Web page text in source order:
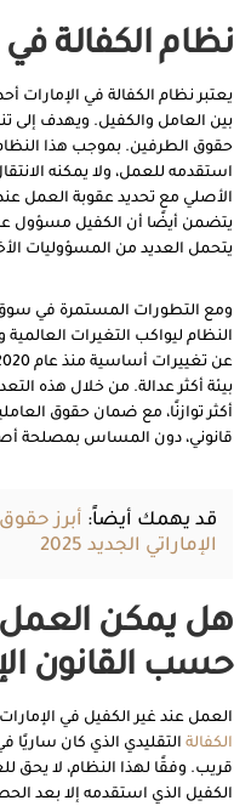
نظام الكفالة في
يعتبر نظام الكفالة في الإمارات
بين العامل والكفيل. ويهدف إلى
حقوق الطرفين. بموجب هذا
استقدمه للعمل، ولا يمكنه
الأصلي مع تحديد عقوبة العمل
يتضمن أيضًا أن الكفيل مسؤول عن
يتحمل العديد من المسؤوليات
ومع التطورات المستمرة في سوق
النظام ليواكب التغيرات
بيئة أكثر عدالة. من خلال هذه
أكثر توازنًا، مع ضمان حقوق
قانوني، دون المساس بمصلحة
قد يهمك أيضاً: أبرز
الإماراتي الجديد 2025
هل يمكن العمل
حسب القانون
العمل عند غير الكفيل في
الكفالة التقليدي الذي كان ساريًا
قريب. وفقًا لهذا النظام، لا
الكفيل الذي استقدمه إلا بعد